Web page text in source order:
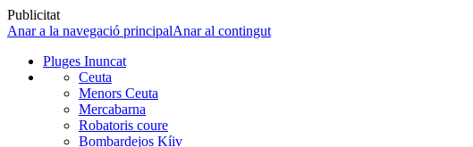
Publicitat
Anar a la navegació principalAnar al contingut
Pluges Inuncat
Ceuta
Menors Ceuta
Mercabarna
Robatoris coure
Bombardejos Kíiv